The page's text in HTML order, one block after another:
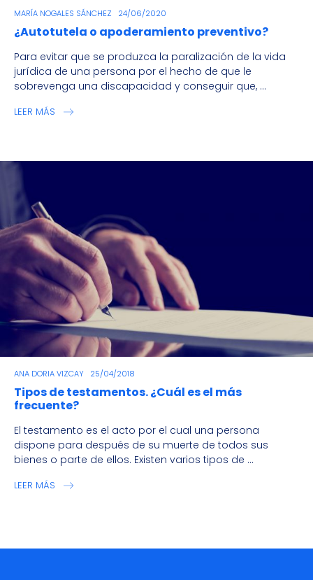
MARÍA NOGALES SÁNCHEZ 24/06/2020
¿Autotutela o apoderamiento preventivo?
Para evitar que se produzca la paralización de la vida
jurídica de una persona por el hecho de que le
sobrevenga una discapacidad y conseguir que, ...
LEER MÁS
ANA DORIA VIZCAY 25/04/2018
Tipos de testamentos. ¿Cuál es el más
frecuente?
El testamento es el acto por el cual una persona
dispone para después de su muerte de todos sus
bienes o parte de ellos. Existen varios tipos de ...
LEER MÁS